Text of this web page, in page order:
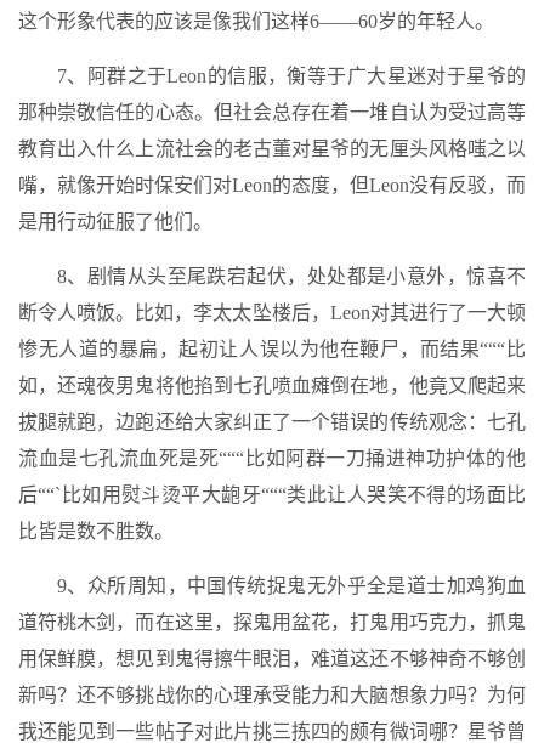
这个形象代表的应该是像我们这样6——60岁的年轻人。
7、阿群之于Leon的信服，衡等于广大星迷对于星爷的
那种崇敬信任的心态。但社会总存在着一堆自认为受过高等
教育出入什么上流社会的老古董对星爷的无厘头风格嗤之以
嘴，就像开始时保安们对Leon的态度，但Leon没有反驳，而
是用行动征服了他们。
8、剧情从头至尾跌宕起伏，处处都是小意外，惊喜不
断令人喷饭。比如，李太太坠楼后，Leon对其进行了一大顿
惨无人道的暴扁，起初让人误以为他在鞭尸，而结果“““比
如，还魂夜男鬼将他掐到七孔喷血瘫倒在地，他竟又爬起来
拔腿就跑，边跑还给大家纠正了一个错误的传统观念：七孔
流血是七孔流血死是死“““比如阿群一刀捅进神功护体的他
后““`比如用熨斗烫平大龅牙“““类此让人哭笑不得的场面比
比皆是数不胜数。
9、众所周知，中国传统捉鬼无外乎全是道士加鸡狗血
道符桃木剑，而在这里，探鬼用盆花，打鬼用巧克力，抓鬼
用保鲜膜，想见到鬼得擦牛眼泪，难道这还不够神奇不够创
新吗？还不够挑战你的心理承受能力和大脑想象力吗？为何
我还能见到一些帖子对此片挑三拣四的颇有微词哪？星爷曾